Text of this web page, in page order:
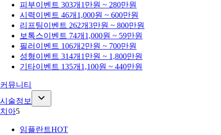
피부이벤트 303개 1만원 ~ 280만원
시력이벤트 46개 1,000원 ~ 600만원
리프팅이벤트 262개3만원 ~ 800만원
보톡스이벤트 74개 1,000원 ~ 59만원
필러 이벤트 106개 2만원 ~ 700만원
성형이벤트 314개 1만원 ~ 1,800만원
기타이벤트 135개 1,100원 ~ 440만원
커뮤니티
시술정보
치아5
임플란트HOT